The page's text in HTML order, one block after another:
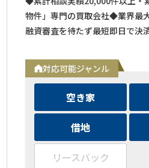
物件」専門の買取会社◆業界最
融資審査を待たず最短即日で
対応可能ジャンル
空き家
借地
リースバック